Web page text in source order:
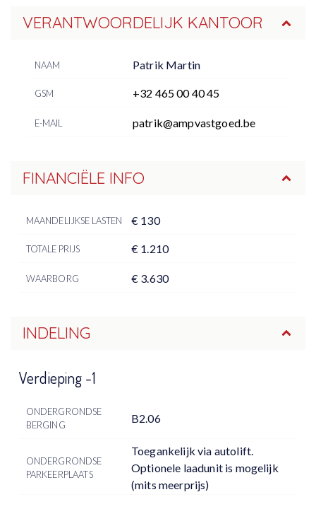
VERANTWOORDELIJK KANTOOR
NAAM Patrik Martin
GSM +32 465 00 40 45
E-MAIL patrik@ampvastgoed.be
FINANCIËLE INFO
MAANDELIJKSE LASTEN € 130
TOTALE PRIJS € 1.210
WAARBORG € 3.630
INDELING
Verdieping -1
ONDERGRONDSE
BERGING
B2.06
ONDERGRONDSE
PARKEERPLAATS
Toegankelijk via autolift.
Optionele laadunit is mogelijk
(mits meerprijs)